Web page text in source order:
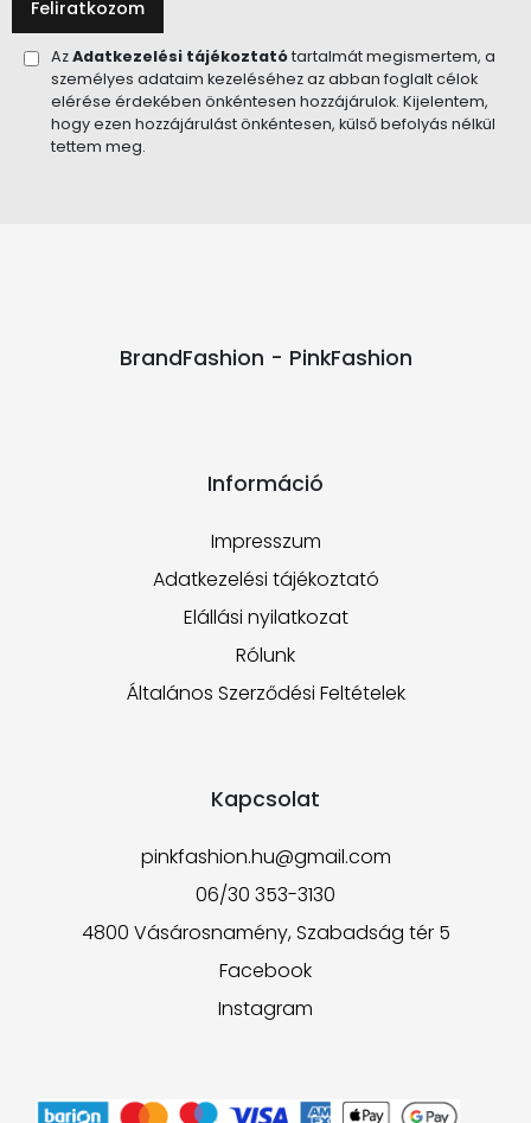
Feliratkozom
AzAdatkezelési tájékoztatótartalmát megismertem, a
személyes adataim kezeléséhez az abban foglalt célok
elérése érdekében önkéntesen hozzájárulok. Kijelentem,
hogy ezen hozzájárulást önkéntesen, külső befolyás nélkül
tettem meg.
BrandFashion - PinkFashion
Információ
Impresszum
Adatkezelési tájékoztató
Elállási nyilatkozat
Rólunk
Általános Szerződési Feltételek
Kapcsolat
pinkfashion.hu@gmail.com
06/30 353-3130
4800 Vásárosnamény, Szabadság tér 5
Facebook
Instagram